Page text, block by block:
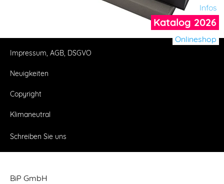
Infos
Katalog 2026
Onlineshop
Impressum, AGB, DSGVO
Neuigkeiten
Copyright
Klimaneutral
Schreiben Sie uns
BiP GmbH